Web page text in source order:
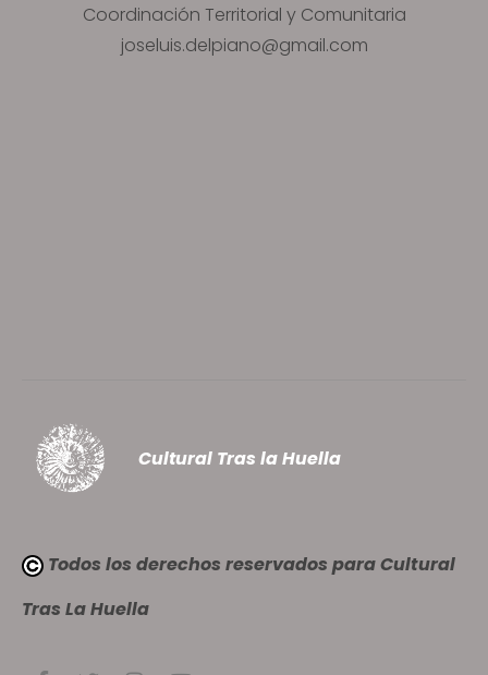
Coordinación Territorial y Comunitaria
joseluis.delpiano@gmail.com
Cultural Tras la Huella
Todos los derechos reservados para Cultural
Tras La Huella